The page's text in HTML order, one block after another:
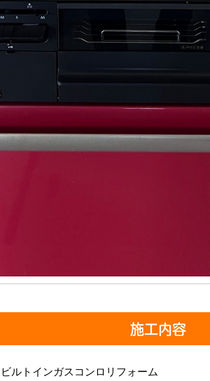
施工内容
ビルトインガスコンロリフォーム